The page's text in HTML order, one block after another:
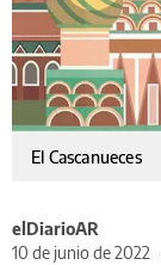
El Cascanueces
elDiarioAR
10 de junio de 2022